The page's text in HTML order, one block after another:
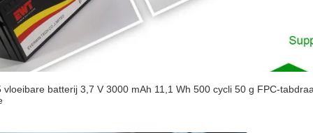
vloeibare batterij 3,7 V 3000 mAh 11,1 Wh 500 cycli 50 g FPC-